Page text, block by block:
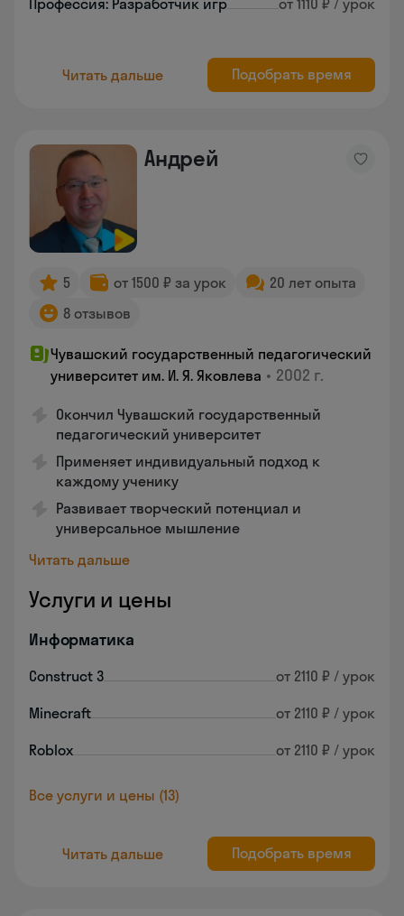
Профессия: Разработчик игр от 1110 ₽ / урок
Читать дальше Подобрать время
Андрей
5 от 1500 ₽ за урок
20 лет опыта
8 отзывов
Чувашский государственный педагогический
университет им. И. Я. Яковлева • 2002 г.
Окончил Чувашский государственный
педагогический университет
Применяет индивидуальный подход к
каждому ученику
Развивает творческий потенциал и
универсальное мышление
Читать дальше
Услуги и цены
Информатика
Construct 3 от 2110 ₽ / урок
Minecraft от 2110 ₽ / урок
Roblox от 2110 ₽ / урок
Все услуги и цены (13)
Читать дальше Подобрать время